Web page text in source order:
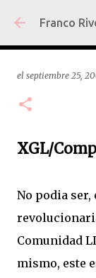
Franco
el septiembre 25,
XGL/
No podia ser,
Comunidad
mismo, este